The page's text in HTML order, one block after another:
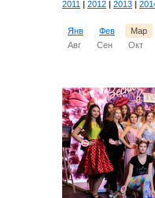
2011 | 2012 | 2013 |
Янв Фев Мар
Авг
Сен Окт